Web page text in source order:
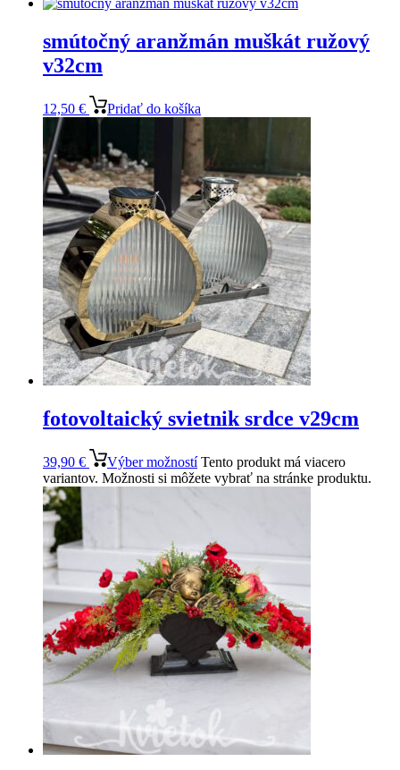
smútočný aranžmán muškát ružový
v32cm
12,50 € Pridať do košíka
fotovoltaický svietnik srdce v29cm
39,90 € Výber možností Tento produkt má viacero
variantov. Možnosti si môžete vybrať na stránke produktu.